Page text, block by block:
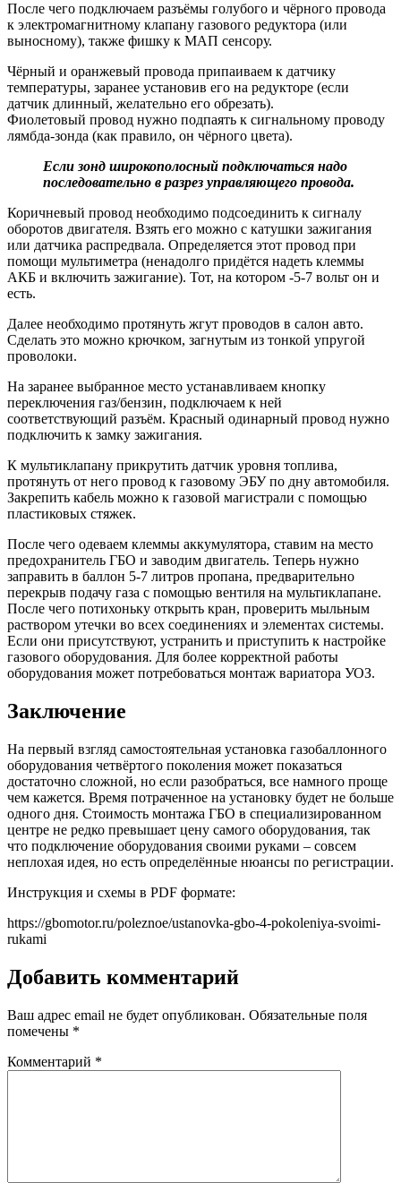
После чего подключаем разъёмы голубого и чёрного провода
к электромагнитному клапану газового редуктора (или
выносному), также фишку к МАП сенсору.
Чёрный и оранжевый провода припаиваем к датчику
температуры, заранее установив его на редукторе (если
датчик длинный, желательно его обрезать).
Фиолетовый провод нужно подпаять к сигнальному проводу
лямбда-зонда (как правило, он чёрного цвета).
Если зонд широкополосный подключаться надо
последовательно в разрез управляющего провода.
Коричневый провод необходимо подсоединить к сигналу
оборотов двигателя. Взять его можно с катушки зажигания
или датчика распредвала. Определяется этот провод при
помощи мультиметра (ненадолго придётся надеть клеммы
АКБ и включить зажигание). Тот, на котором -5-7 вольт он и
есть.
Далее необходимо протянуть жгут проводов в салон авто.
Сделать это можно крючком, загнутым из тонкой упругой
проволоки.
На заранее выбранное место устанавливаем кнопку
переключения газ/бензин, подключаем к ней
соответствующий разъём. Красный одинарный провод нужно
подключить к замку зажигания.
К мультиклапану прикрутить датчик уровня топлива,
протянуть от него провод к газовому ЭБУ по дну автомобиля.
Закрепить кабель можно к газовой магистрали с помощью
пластиковых стяжек.
После чего одеваем клеммы аккумулятора, ставим на место
предохранитель ГБО и заводим двигатель. Теперь нужно
заправить в баллон 5-7 литров пропана, предварительно
перекрыв подачу газа с помощью вентиля на мультиклапане.
После чего потихоньку открыть кран, проверить мыльным
раствором утечки во всех соединениях и элементах системы.
Если они присутствуют, устранить и приступить к настройке
газового оборудования. Для более корректной работы
оборудования может потребоваться монтаж вариатора УОЗ.
Заключение
На первый взгляд самостоятельная установка газобаллонного
оборудования четвёртого поколения может показаться
достаточно сложной, но если разобраться, все намного проще
чем кажется. Время потраченное на установку будет не больше
одного дня. Стоимость монтажа ГБО в специализированном
центре не редко превышает цену самого оборудования, так
что подключение оборудования своими руками – совсем
неплохая идея, но есть определённые нюансы по регистрации.
Инструкция и схемы в PDF формате:
https://gbomotor.ru/poleznoe/ustanovka-gbo-4-pokoleniya-svoimi-
rukami
Добавить комментарий
Ваш адрес email не будет опубликован. Обязательные поля
помечены *
Комментарий *